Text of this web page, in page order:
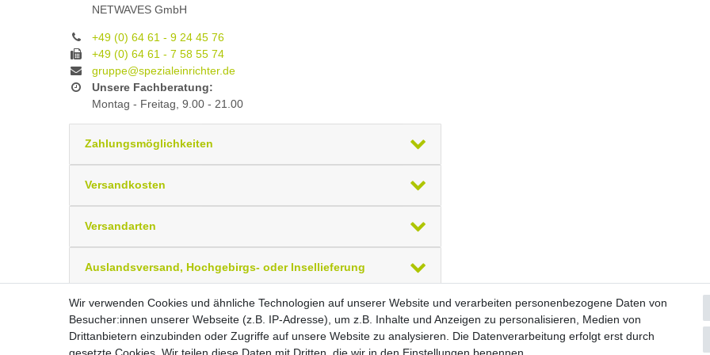
NETWAVES GmbH
+49 (0) 64 61 - 9 24 45 76
+49 (0) 64 61 - 7 58 55 74
gruppe@spezialeinrichter.de
Unsere Fachberatung:
Montag - Freitag, 9.00 - 21.00
Zahlungsmöglichkeiten
Versandkosten
Versandarten
Auslandsversand, Hochgebirgs- oder Insellieferung
Widerrufs­recht Widerrufs­formular Impressum Daten­schutz­erklärung
Wir verwenden Cookies und ähnliche Technologien auf unserer Website und verarbeiten personenbezogene Daten von
Besucher:innen unserer Webseite (z.B. IP-Adresse), um z.B. Inhalte und Anzeigen zu personalisieren, Medien von
Drittanbietern einzubinden oder Zugriffe auf unsere Website zu analysieren. Die Datenverarbeitung erfolgt erst durch